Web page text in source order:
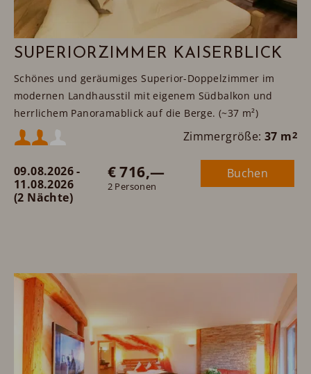
SUPERIORZIMMER KAISERBLICK
Schönes und geräumiges Superior-Doppelzimmer im
modernen Landhausstil mit eigenem Südbalkon und
herrlichem Panoramablick auf die Berge. (~37 m²)
Mindestbelegung:
Maximalbelegung:
Zimmergröße: 37 m2
09.08.2026 -
11.08.2026
(2 Nächte)
€ 716,—
2 Personen
Buchen